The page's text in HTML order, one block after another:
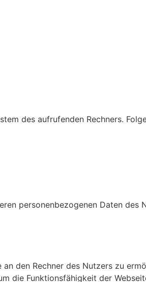
des aufrufenden Rechners.
personenbezogenen Daten des
den Rechner des Nutzers zu
die Funktionsfähigkeit der